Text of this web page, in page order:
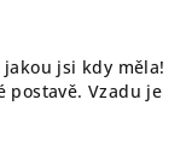
jsi kdy měla!
postavě. Vzadu je